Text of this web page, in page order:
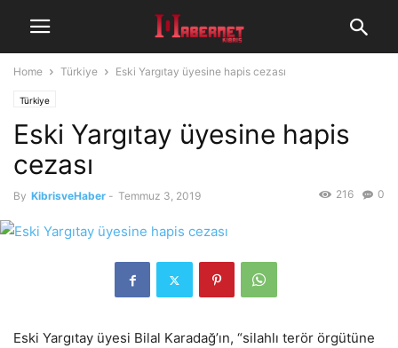
Home Türkiye Eski Yargıtay üyesine hapis cezası
Türkiye
Eski Yargıtay üyesine hapis
cezası
By KibrisveHaber - Temmuz 3, 2019 0
216
Eski Yargıtay üyesi Bilal Karadağ’ın, “silahlı terör örgütüne